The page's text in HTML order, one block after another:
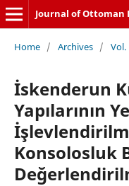
Home / Archives / Vol.
İskenderun
Yapılarının
Konsolosluk